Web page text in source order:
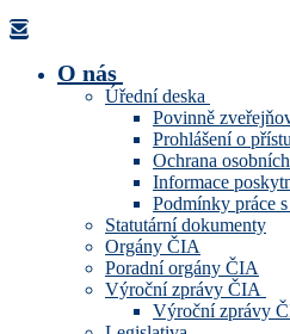
O nás
Úřední deska
Povinně
Prohlášení o
Ochrana
Informace
Podmínky práce
Statutární dokumenty
Orgány ČIA
Poradní orgány ČIA
Výroční zprávy ČIA
Výroční zprávy